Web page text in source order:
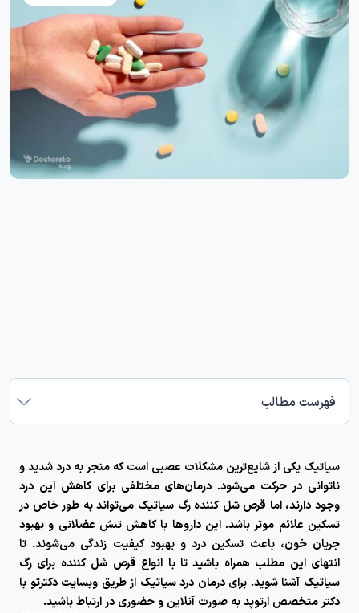
فهرست مطالب
سیاتیک یکی از شایع‌ترین مشکلات عصبی است که منجر به درد شدید و
ناتوانی در حرکت می‌شود. درمان‌های مختلفی برای کاهش این درد
وجود دارند، اما قرص‌ شل کننده رگ سیاتیک می‌تواند به طور خاص در
تسکین علائم موثر باشد. این داروها با کاهش تنش عضلانی و بهبود
جریان خون، باعث تسکین درد و بهبود کیفیت زندگی می‌شوند. تا
انتهای این مطلب همراه باشید تا با انواع قرص شل کننده برای رگ
سیاتیک آشنا شوید. برای درمان درد سیاتیک از طریق وبسایت دکترتو با
دکتر متخصص ارتوپد به صورت آنلاین و حضوری در ارتباط باشید.